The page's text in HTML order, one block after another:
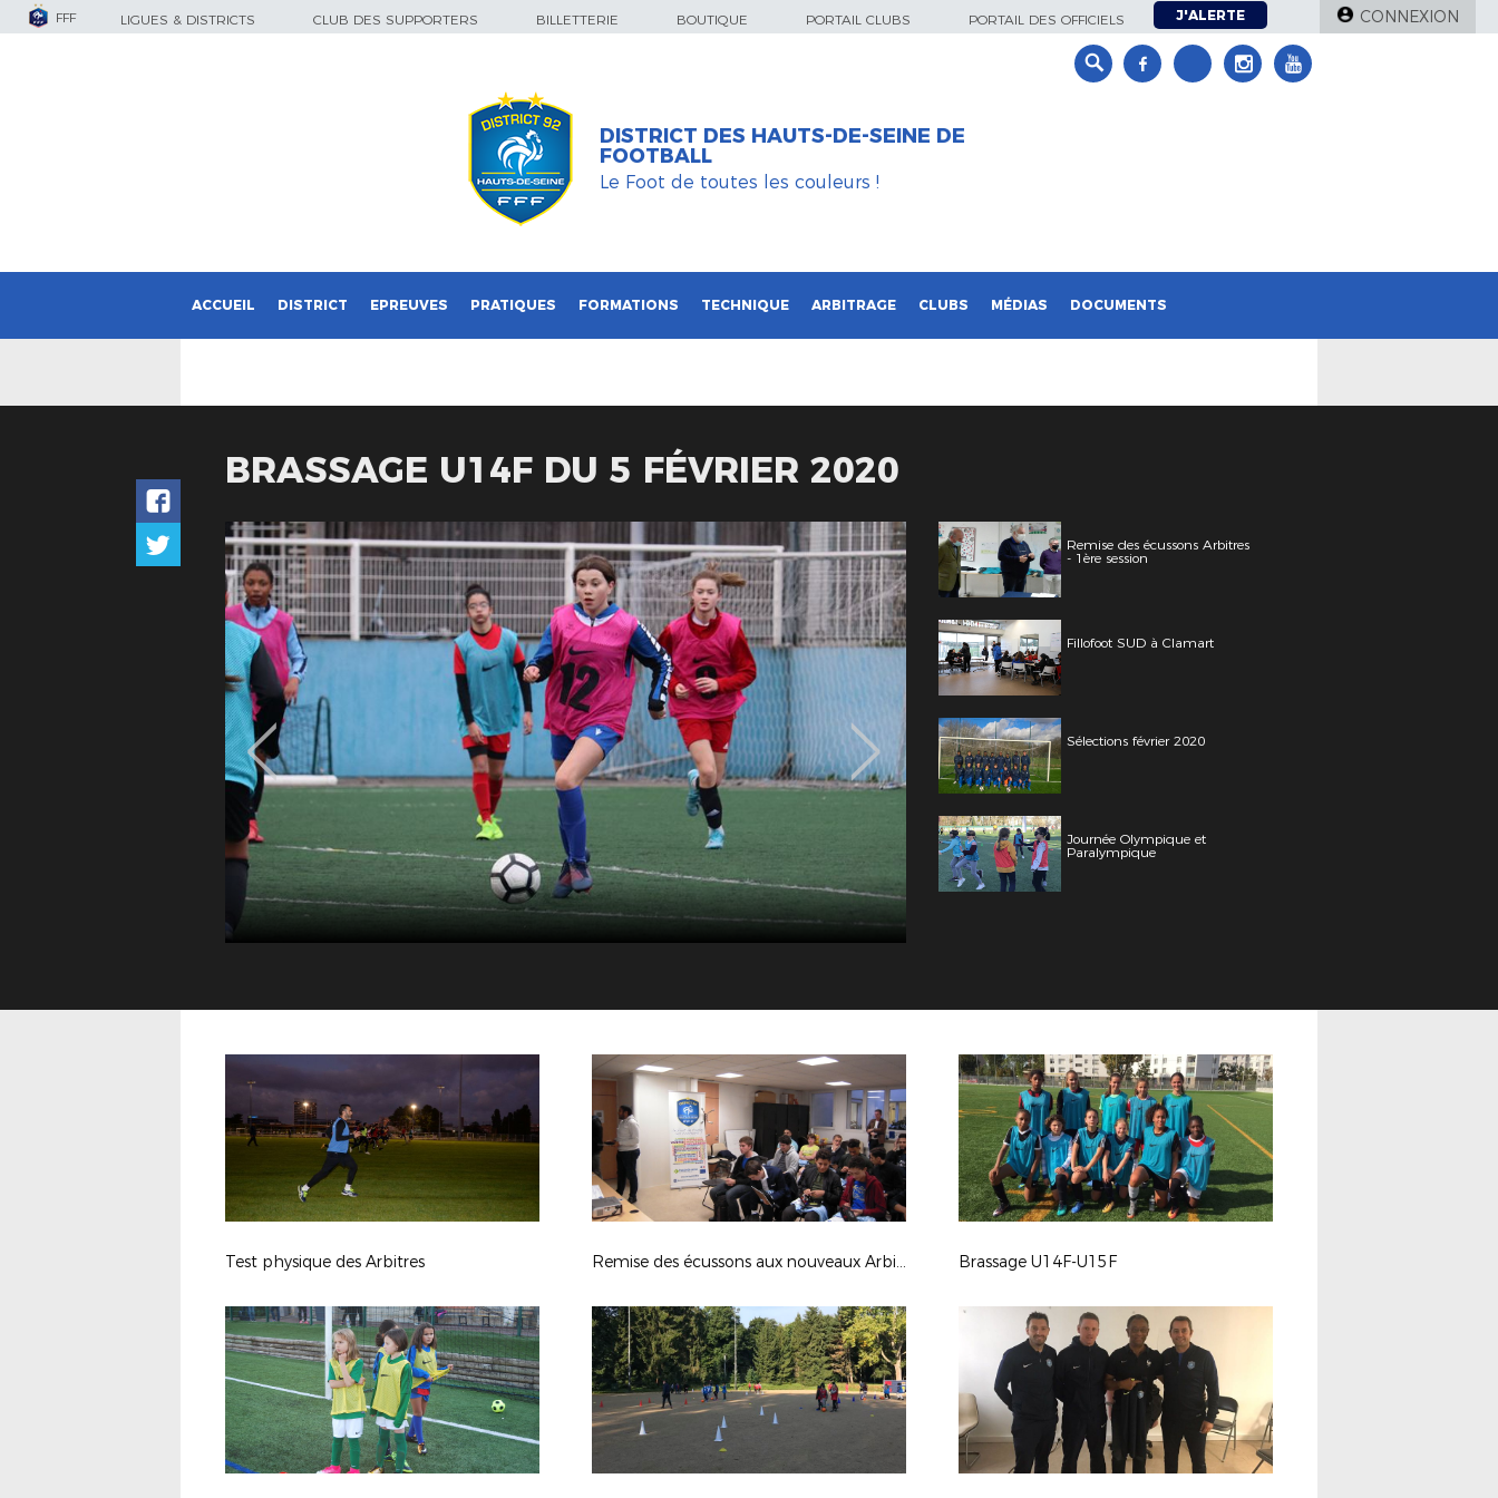
FFF LIGUES & DISTRICTS CLUB DES SUPPORTERS BILLETTERIE BOUTIQUE PORTAIL CLUBS PORTAIL DES OFFICIELS J'ALERTE CONNEXION
DISTRICT DES HAUTS-DE-SEINE DE
FOOTBALL
Le Foot de toutes les couleurs !
ACCUEIL DISTRICT EPREUVES PRATIQUES FORMATIONS TECHNIQUE ARBITRAGE CLUBS MÉDIAS DOCUMENTS
BRASSAGE U14F DU 5 FÉVRIER 2020
Remise des écussons Arbitres
- 1ère session
Fillofoot SUD à Clamart
Sélections février 2020
Journée Olympique et
Paralympique
Test physique des Arbitres Remise des écussons aux nouveaux Arbitres Brassage U14F-U15F